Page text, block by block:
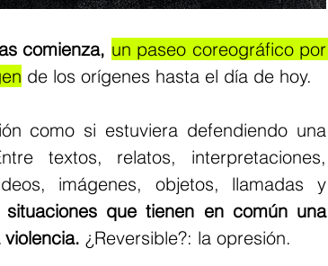
comienza, un paseo coreográfico por
de los orígenes hasta el día de hoy.
como si estuviera defendiendo una
textos, relatos, interpretaciones,
imágenes, objetos, llamadas y
que tienen en común una
¿Reversible?: la opresión.